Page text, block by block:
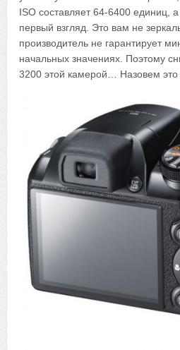
ISO составляет 64-6400 единиц,
первый взгляд. Это вам не
производитель не гарантирует
начальных значениях. Поэтому
3200 этой камерой… Назовем это